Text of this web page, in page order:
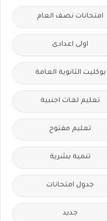
امتحانات نصف العام
اولى اعدادى
بوكليت الثانوية العامة
تعليم لغات اجنبية
تعليم مفتوح
تنمية بشرية
جدول امتحانات
جديد